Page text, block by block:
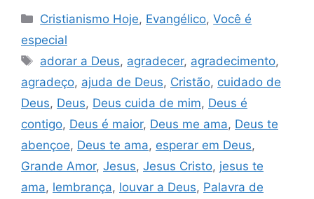
Categorias
Cristianismo Hoje, Evangélico,Você é
especial
Tags
adorar a Deus, agradecer, agradecimento,
agradeço, ajuda de Deus, Cristão, cuidado de
Deus, Deus, Deus cuida de mim, Deus é
contigo, Deus é maior, Deus me ama, Deus te
abençoe, Deus te ama, esperar em Deus,
Grande Amor, Jesus, Jesus Cristo, jesus te
ama, lembrança, louvar a Deus, Palavra de